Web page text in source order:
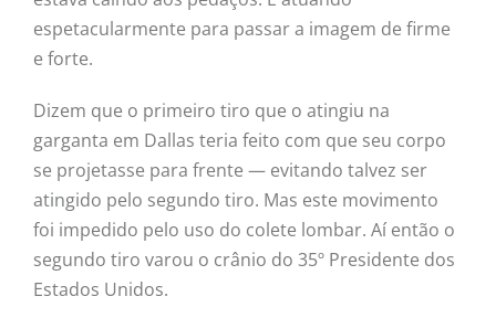
espetacularmente para passar a imagem de firme
e forte.
Dizem que o primeiro tiro que o atingiu na
garganta em Dallas teria feito com que seu corpo
se projetasse para frente — evitando talvez ser
atingido pelo segundo tiro. Mas este movimento
foi impedido pelo uso do colete lombar. Aí então o
segundo tiro varou o crânio do 35º Presidente dos
Estados Unidos.